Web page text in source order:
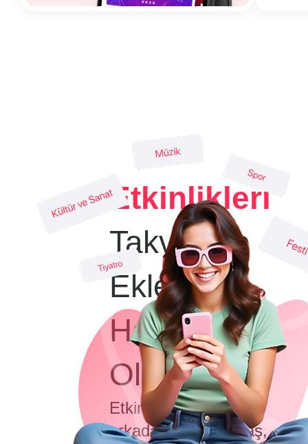
Etkinlikleri
Takvimine
Ekle
Hatırlatıcılar
Oluştur
Etkinlikleri
arkadaşlarınla paylaş,